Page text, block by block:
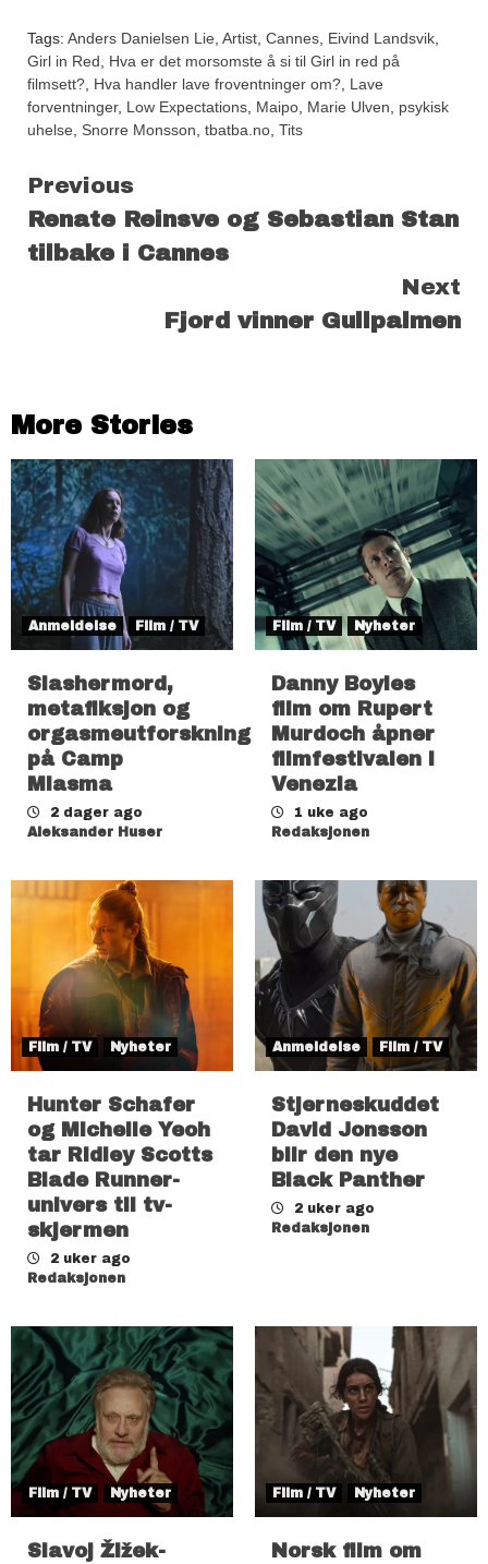
Tags: Anders Danielsen Lie Artist Cannes Eivind Landsvik
Girl in Red
Hva er det morsomste å si til Girl in red på
filmsett? Hva handler lave froventninger om? Lave
forventninger, Low Expectations Maipo Marie Ulven
psykisk
uhelse
Snorre Monsson tbatba.no Tits
Continue
Reading
Previous
Renate Reinsve og Sebastian Stan
tilbake i Cannes
Next
Fjord vinner Gullpalmen
More Stories
Anmeldelse Film / TV
Slashermord,
metafiksjon og
orgasmeutforskning
på Camp
Miasma
2 dager ago
Aleksander Huser
Film / TV Nyheter
Danny Boyles
film om Rupert
Murdoch åpner
filmfestivalen i
Venezia
1 uke ago
Redaksjonen
Film / TV Nyheter
Hunter Schafer
og Michelle Yeoh
tar Ridley Scotts
Blade Runner-
univers til tv-
skjermen
2 uker ago
Redaksjonen
Anmeldelse Film / TV
Stjerneskuddet
David Jonsson
blir den nye
Black Panther
2 uker ago
Redaksjonen
Film / TV Nyheter
Slavoj Žižek-
Film / TV Nyheter
Norsk film om